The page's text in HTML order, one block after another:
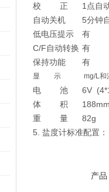
校 正
1点自
自动关机
5分钟
低电压提示
有
C/F自动转换 有
保持功能
有
显 示 mg/L和
电 池
6V
体 积
重 量
82g
5. 盐度计标准配置
产品